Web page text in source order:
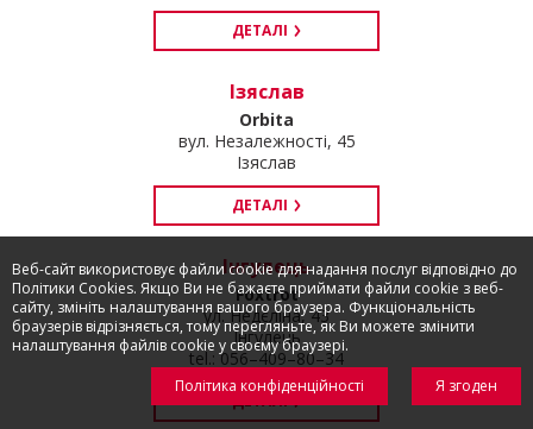
ДЕТАЛІ
Ізяслав
Orbita
вул. Незалежності, 45
Ізяслав
ДЕТАЛІ
Інгулець
Foxtrot
ул. Недєліна, 43
Інгулець
tel.: 056–409–80–34
ДЕТАЛІ
Веб-сайт використовує файли cookie для надання послуг відповідно до
Політики Cookies. Якщо Ви не бажаєте приймати файли cookie з веб-
сайту, змініть налаштування вашого браузера. Функціональність
браузерів відрізняється, тому перегляньте, як Ви можете змінити
налаштування файлів cookie у своєму браузері.
Я згоден
Політика конфіденційності